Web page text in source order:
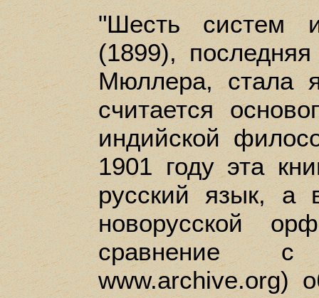
"Шесть систем
(1899),
Мюллера, стала
считается
индийской
1901 году эта
русский язык, а
новорусской
сравнение
www.archive.org)